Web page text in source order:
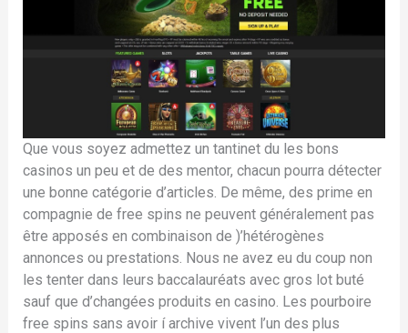
Que vous soyez admettez un tantinet du les bons
casinos un peu et de des mentor, chacun pourra détecter
une bonne catégorie d’articles. De même, des prime en
compagnie de free spins ne peuvent généralement pas
être apposés en combinaison de )’hétérogènes
annonces ou prestations. Nous ne avez eu du coup non
les tenter dans leurs baccalauréats avec gros lot buté
sauf que d’changées produits en casino. Les pourboire
free spins sans avoir í archive vivent l’un des plus